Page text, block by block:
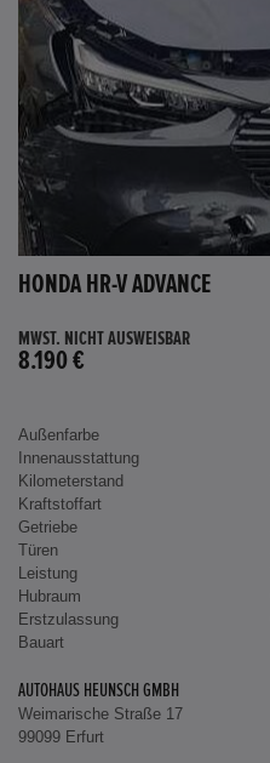
HONDA HR-V ADVANCE
MWST. NICHT AUSWEISBAR
8.190 €
Außenfarbe
Innenausstattung
Kilometerstand
Kraftstoffart
Getriebe
Türen
Leistung
Hubraum
Erstzulassung
Bauart
AUTOHAUS HEUNSCH GMBH
Weimarische Straße 17
99099 Erfurt